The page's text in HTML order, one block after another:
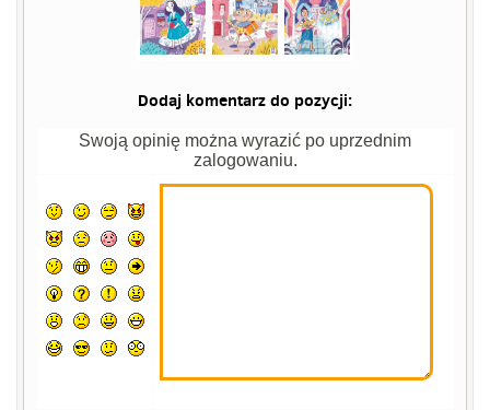
Dodaj komentarz do pozycji:
Swoją opinię można wyrazić po uprzednim
zalogowaniu.